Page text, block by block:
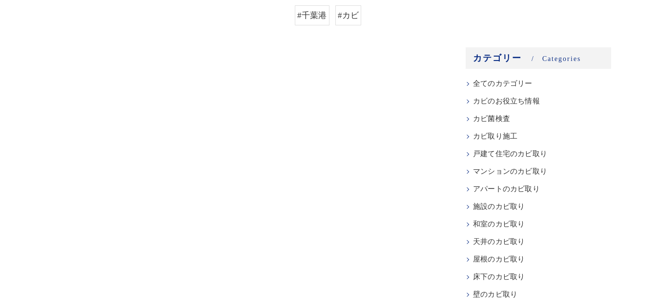
#千葉港 #カビ
カテゴリー Categories
全てのカテゴリー
カビのお役立ち情報
カビ菌検査
カビ取り施工
戸建て住宅のカビ取り
マンションのカビ取り
アパートのカビ取り
施設のカビ取り
和室のカビ取り
天井のカビ取り
屋根のカビ取り
床下のカビ取り
壁のカビ取り